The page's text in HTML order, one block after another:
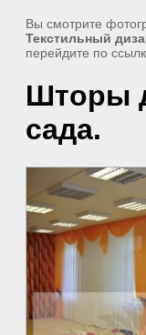
Вы смотрите
Текстильный
перейдите по
Шторы
сада.